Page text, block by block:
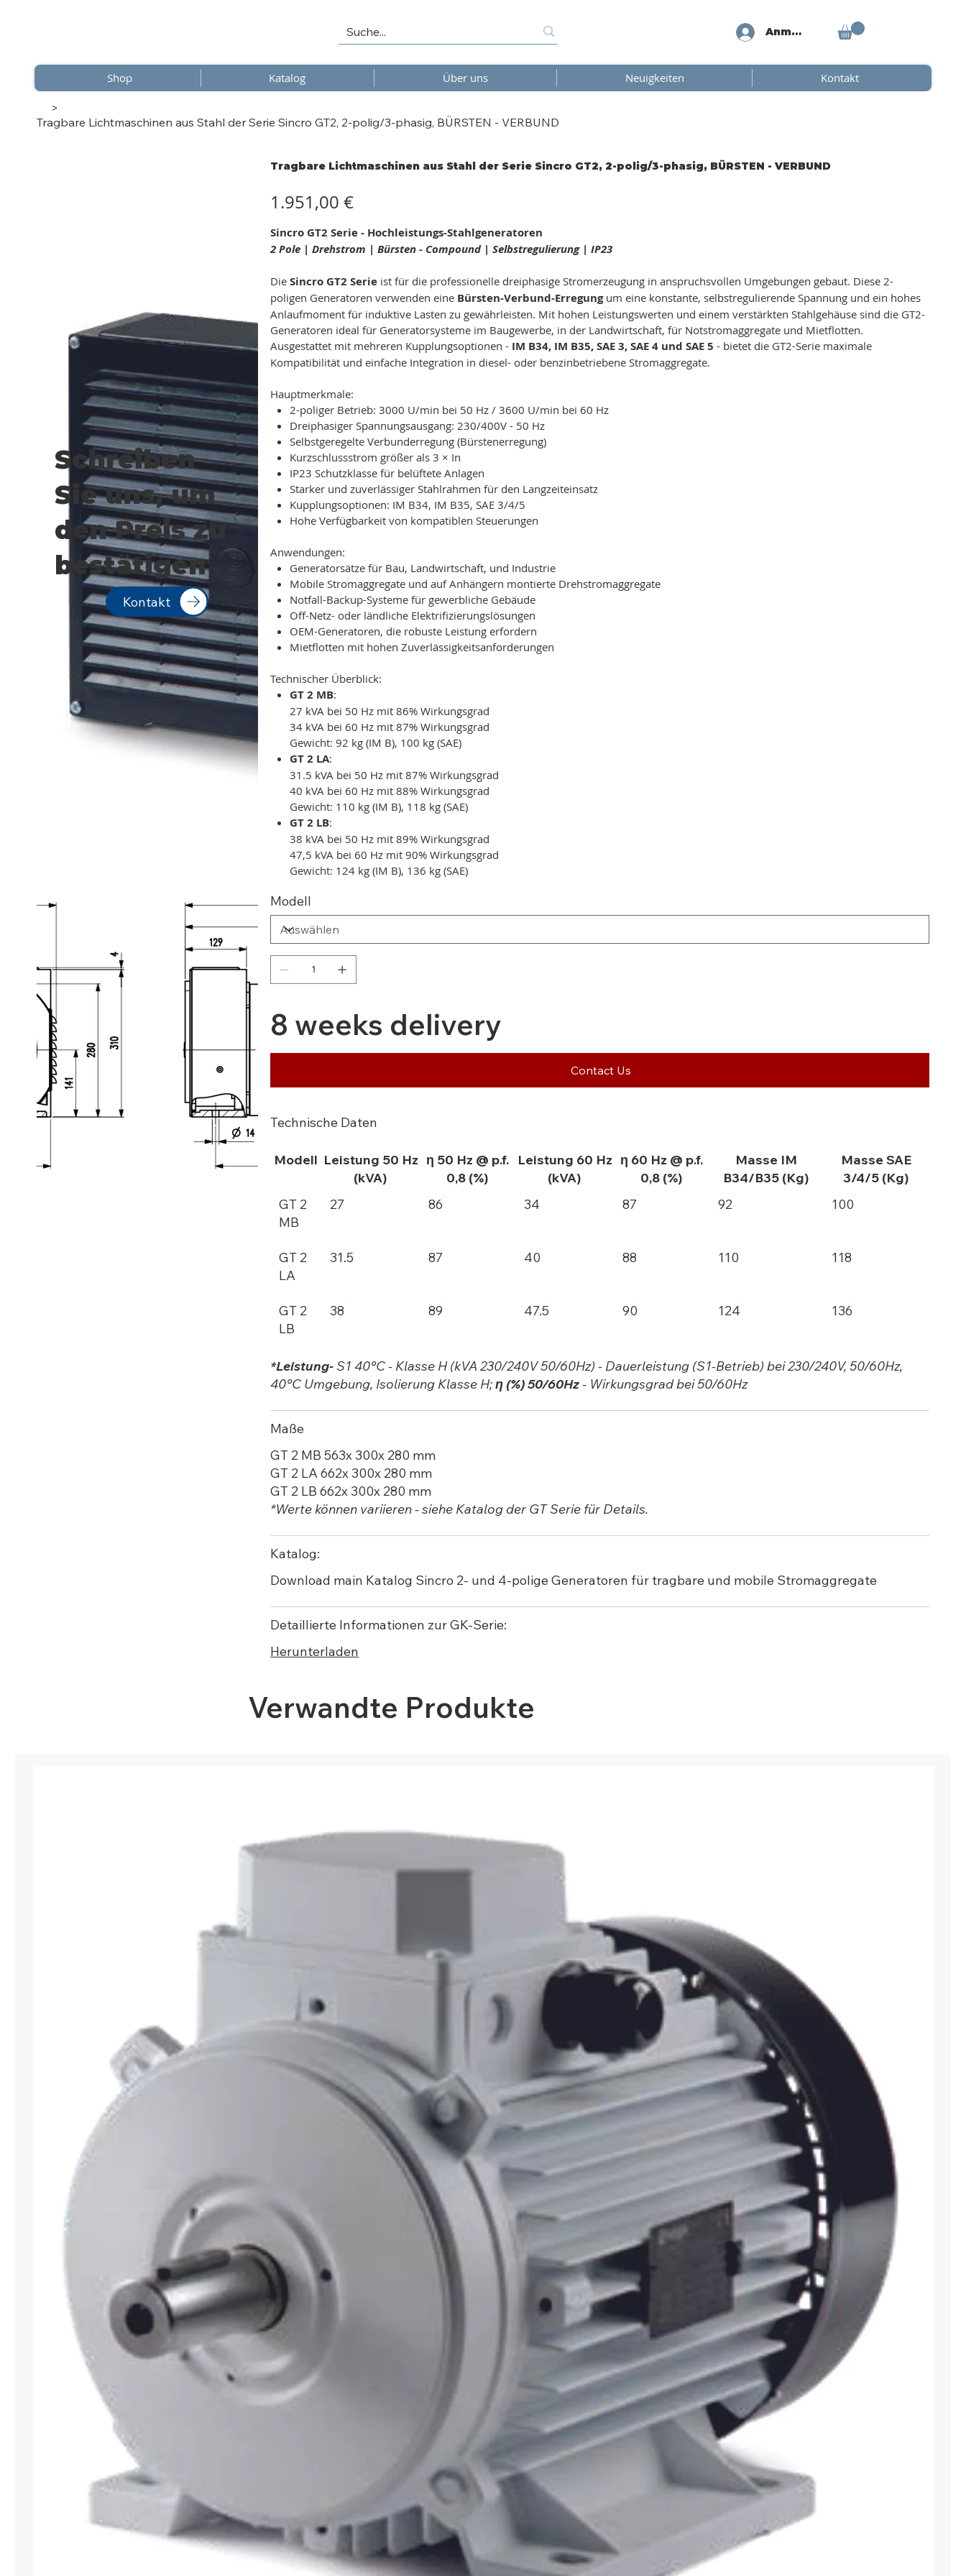
Anmelden
Shop Katalog Über uns Neuigkeiten Kontakt
>
Tragbare Lichtmaschinen aus Stahl der Serie Sincro GT2, 2-polig/3-phasig, BÜRSTEN - VERBUND
Tragbare Lichtmaschinen aus Stahl der Serie Sincro GT2, 2-polig/3-phasig, BÜRSTEN - VERBUND
1.951,00 €
Sincro GT2 Serie - Hochleistungs-Stahlgeneratoren
2 Pole | Drehstrom | Bürsten - Compound | Selbstregulierung | IP23
DieSincro GT2 Serie ist für die professionelle dreiphasige Stromerzeugung in anspruchsvollen Umgebungen gebaut. Diese 2-
poligen Generatoren verwenden eine Bürsten-Verbund-Erregungum eine konstante, selbstregulierende Spannung und ein hohes
Anlaufmoment für induktive Lasten zu gewährleisten. Mit hohen Leistungswerten und einem verstärkten Stahlgehäuse sind die GT2-
Generatoren ideal für Generatorsysteme im Baugewerbe, in der Landwirtschaft, für Notstromaggregate und Mietflotten.
Ausgestattet mit mehreren Kupplungsoptionen - IM B34, IM B35, SAE 3, SAE 4 und SAE 5 - bietet die GT2-Serie maximale
Kompatibilität und einfache Integration in diesel- oder benzinbetriebene Stromaggregate.
Hauptmerkmale:
2-poliger Betrieb: 3000 U/min bei 50 Hz / 3600 U/min bei 60 Hz
Dreiphasiger Spannungsausgang: 230/400V - 50 Hz
Selbstgeregelte Verbunderregung (Bürstenerregung)
Kurzschlussstrom größer als 3 × In
IP23 Schutzklasse für belüftete Anlagen
Starker und zuverlässiger Stahlrahmen für den Langzeiteinsatz
Kupplungsoptionen: IM B34, IM B35, SAE 3/4/5
Hohe Verfügbarkeit von kompatiblen Steuerungen
Anwendungen:
Generatorsätze für Bau, Landwirtschaft, und Industrie
Mobile Stromaggregate und auf Anhängern montierte Drehstromaggregate
Notfall-Backup-Systeme für gewerbliche Gebäude
Off-Netz- oder ländliche Elektrifizierungslösungen
OEM-Generatoren, die robuste Leistung erfordern
Mietflotten mit hohen Zuverlässigkeitsanforderungen
Technischer Überblick:
GT 2 MB:
27 kVA bei 50 Hz mit 86% Wirkungsgrad
34 kVA bei 60 Hz mit 87% Wirkungsgrad
Gewicht: 92 kg (IM B), 100 kg (SAE)
GT 2 LA:
31.5 kVA bei 50 Hz mit 87% Wirkungsgrad
40 kVA bei 60 Hz mit 88% Wirkungsgrad
Gewicht: 110 kg (IM B), 118 kg (SAE)
GT 2 LB:
38 kVA bei 50 Hz mit 89% Wirkungsgrad
47,5 kVA bei 60 Hz mit 90% Wirkungsgrad
Gewicht: 124 kg (IM B), 136 kg (SAE)
Modell
8 weeks delivery
Contact Us
Technische Daten
Modell Leistung 50 Hz
(kVA)
η 50 Hz @ p.f.
0,8 (%)
Leistung 60 Hz
(kVA)
η 60 Hz @ p.f.
0,8 (%)
Masse IM
B34/B35 (Kg)
Masse SAE
3/4/5 (Kg)
GT 2
MB
27 86 34 87 92 100
GT 2
LA
31.5 87 40 88 110 118
GT 2
LB
38 89 47.5 90 124 136
*Leistung-S1 40°C - Klasse H (kVA 230/240V 50/60Hz) - Dauerleistung (S1-Betrieb) bei 230/240V, 50/60Hz,
40°C Umgebung, Isolierung Klasse H;η (%) 50/60Hz- Wirkungsgrad bei 50/60Hz
Maße
GT 2 MB 563x 300x 280 mm
GT 2 LA 662x 300x 280 mm
GT 2 LB 662x 300x 280 mm
*Werte können variieren - siehe Katalog der GTSerie für Details.
Katalog:
Download main Katalog Sincro 2- und 4-polige Generatoren für tragbare und mobile Stromaggregate
Detaillierte Informationen zur GK-Serie:
Herunterladen
Schreiben
Sie uns, um
den Preis zu
bestätigen
Kontakt
Verwandte Produkte